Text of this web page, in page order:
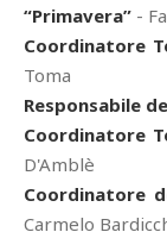
“Primavera” -
Coordinatore
Toma
Responsabile
Coordinatore
D'Amblè
Coordinatore
Carmelo